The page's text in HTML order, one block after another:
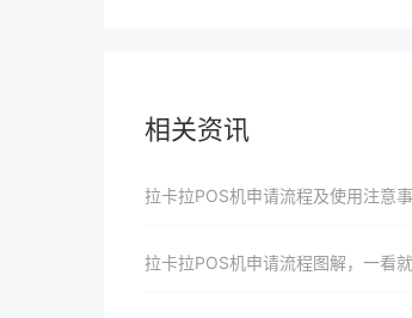
相关资讯
拉卡拉POS机申请流程及使用注意
拉卡拉POS机申请流程图解，一看